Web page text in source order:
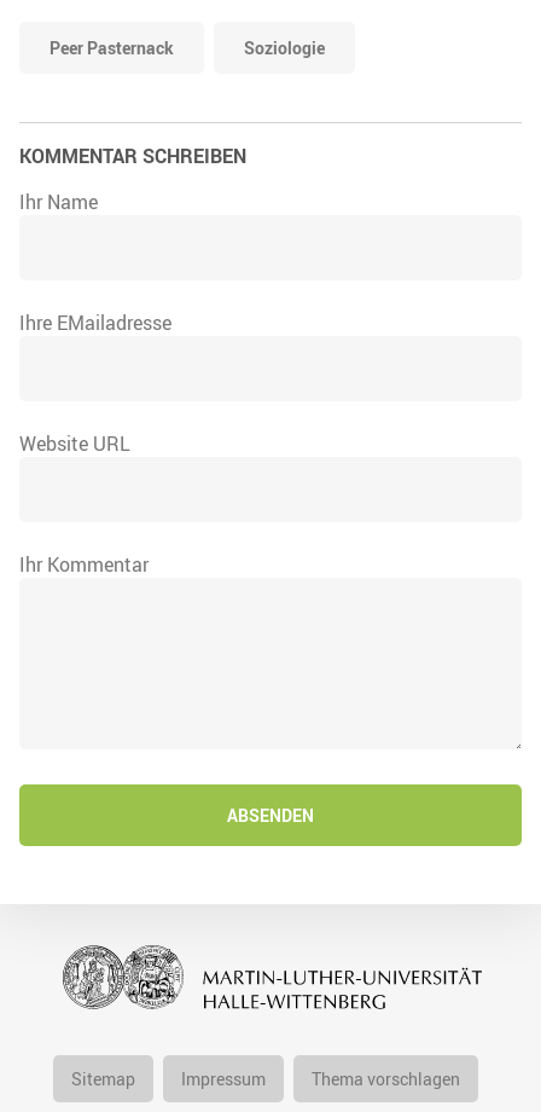
Peer Pasternack Soziologie
KOMMENTAR SCHREIBEN
Ihr Name
Ihre EMailadresse
Website URL
Ihr Kommentar
ABSENDEN
Sitemap Impressum Thema vorschlagen